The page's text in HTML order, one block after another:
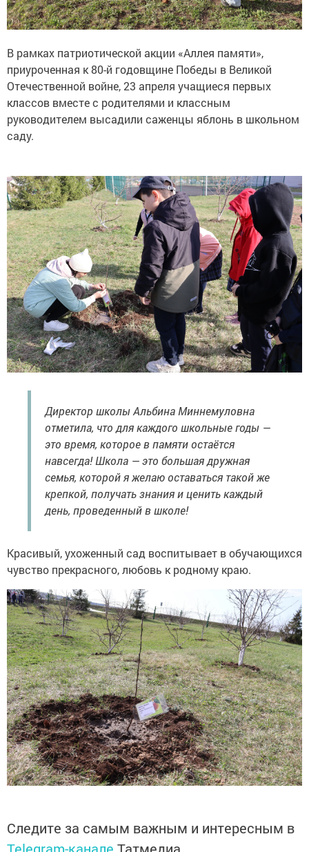
В рамках патриотической акции «Аллея памяти»,
приуроченная к 80-й годовщине Победы в Великой
Отечественной войне, 23 апреля учащиеся первых
классов вместе с родителями и классным
руководителем высадили саженцы яблонь в школьном
саду.
Директор школы Альбина Миннемуловна
отметила, что для каждого школьные годы —
это время, которое в памяти остаётся
навсегда! Школа — это большая дружная
семья, которой я желаю оставаться такой же
крепкой, получать знания и ценить каждый
день, проведенный в школе!
Красивый, ухоженный сад воспитывает в обучающихся
чувство прекрасного, любовь к родному краю.
Следите за самым важным и интересным в